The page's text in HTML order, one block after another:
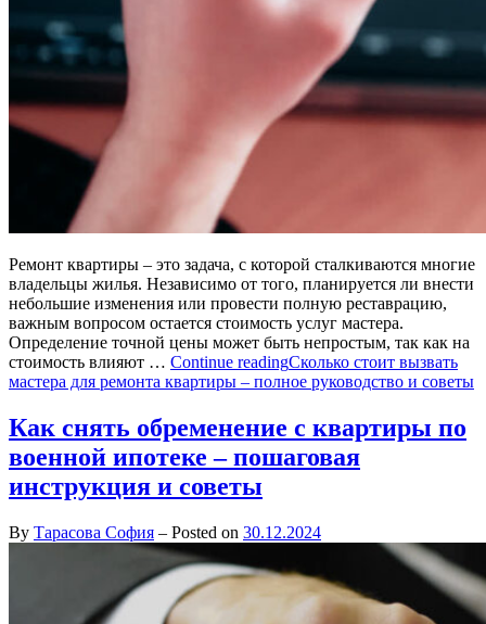
Ремонт квартиры – это задача, с которой сталкиваются многие
владельцы жилья. Независимо от того, планируется ли внести
небольшие изменения или провести полную реставрацию,
важным вопросом остается стоимость услуг мастера.
Определение точной цены может быть непростым, так как на
стоимость влияют … Continue readingСколько стоит вызвать
мастера для ремонта квартиры – полное руководство и советы
Как снять обременение с квартиры по
военной ипотеке – пошаговая
инструкция и советы
By Тарасова София – Posted on 30.12.2024